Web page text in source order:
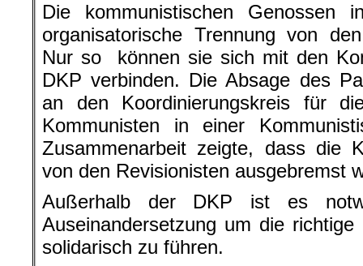
Die kommunistischen
organisatorische Trennung von
Nur so können sie sich mit den
DKP verbinden. Die Absage des
an den Koordinierungskreis für
Kommunisten in einer
Zusammenarbeit zeigte, dass die
von den Revisionisten ausgebremst
Außerhalb der DKP ist es
Auseinandersetzung um die
solidarisch zu führen.